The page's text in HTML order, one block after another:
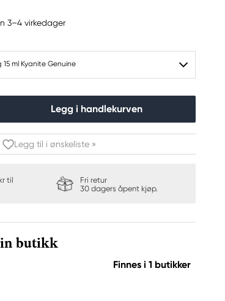
3–4 virkedager
ml Kyanite Genuine
Legg i handlekurven
Legg til i ønskeliste »
til
Fri retur
30 dagers åpent kjøp.
butikk
Finnes i 1 butikker